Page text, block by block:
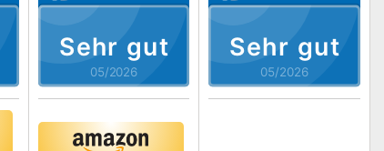
Sehr gut
05/2026
Sehr gut
05/2026